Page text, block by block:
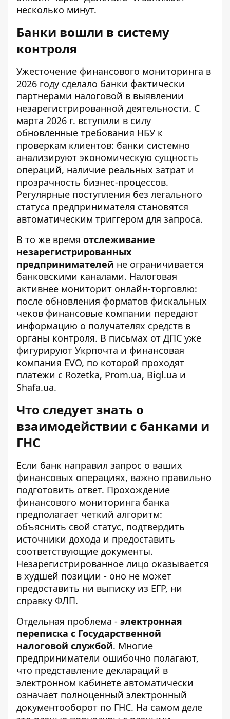
несколько минут.
Банки вошли в систему
контроля
Ужесточение финансового мониторинга в
2026 году сделало банки фактически
партнерами налоговой в выявлении
незарегистрированной деятельности. С
марта 2026 г. вступили в силу
обновленные требования НБУ к
проверкам клиентов: банки системно
анализируют экономическую сущность
операций, наличие реальных затрат и
прозрачность бизнес-процессов.
Регулярные поступления без легального
статуса предпринимателя становятся
автоматическим триггером для запроса.
В то же время отслеживание
незарегистрированных
предпринимателей не ограничивается
банковскими каналами. Налоговая
активнее мониторит онлайн-торговлю:
после обновления форматов фискальных
чеков финансовые компании передают
информацию о получателях средств в
органы контроля. В письмах от ДПС уже
фигурируют Укрпочта и финансовая
компания EVO, по которой проходят
платежи с Rozetka, Prom.ua, Bigl.ua и
Shafa.ua.
Что следует знать о
взаимодействии с банками и
ГНС
Если банк направил запрос о ваших
финансовых операциях, важно правильно
подготовить ответ. Прохождение
финансового мониторинга банка
предполагает четкий алгоритм:
объяснить свой статус, подтвердить
источники дохода и предоставить
соответствующие документы.
Незарегистрированное лицо оказывается
в худшей позиции - оно не может
предоставить ни выписку из ЕГР, ни
справку ФЛП.
Отдельная проблема - электронная
переписка с Государственной
налоговой службой. Многие
предприниматели ошибочно полагают,
что представление деклараций в
электронном кабинете автоматически
означает полноценный электронный
документооборот по ГНС. На самом деле